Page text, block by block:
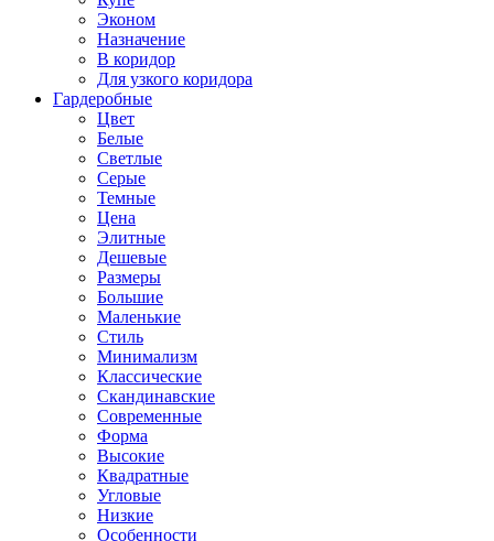
Эконом
Назначение
В коридор
Для узкого коридора
Гардеробные
Цвет
Белые
Светлые
Серые
Темные
Цена
Элитные
Дешевые
Размеры
Большие
Маленькие
Стиль
Минимализм
Классические
Скандинавские
Современные
Форма
Высокие
Квадратные
Угловые
Низкие
Особенности